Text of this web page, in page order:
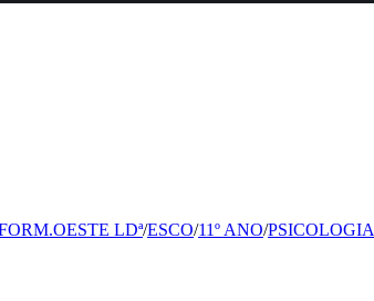
LDª/ESCO/11º ANO/PSICOLOGIA